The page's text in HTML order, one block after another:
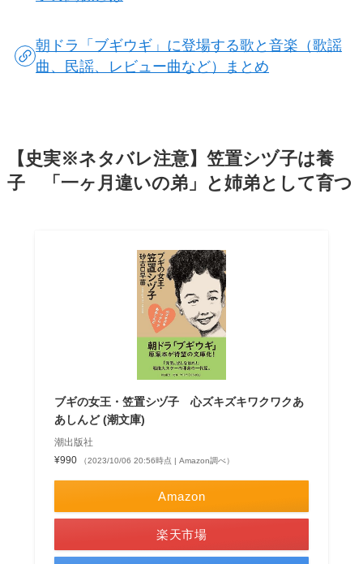
朝ドラ「ブギウギ」に登場する歌と音楽（歌謡
曲、民謡、レビュー曲など）まとめ
【史実※ネタバレ注意】笠置シヅ子は養
子 「一ヶ月違いの弟」と姉弟として育つ
ブギの女王・笠置シヅ子 心ズキズキワクワクあ
あしんど (潮文庫)
潮出版社
¥990
（2023/10/06 20:56時点 | Amazon調べ）
Amazon
楽天市場